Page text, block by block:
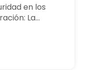
en los
La…